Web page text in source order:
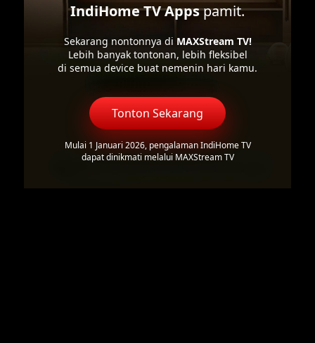
IndiHome TV Appspamit.
Sekarang nontonnya di MAXStream TV!
Lebih banyak tontonan, lebih fleksibel
di semua device buat nemenin hari kamu.
Tonton Sekarang
Mulai 1 Januari 2026, pengalaman IndiHome TV
dapat dinikmati melalui MAXStream TV